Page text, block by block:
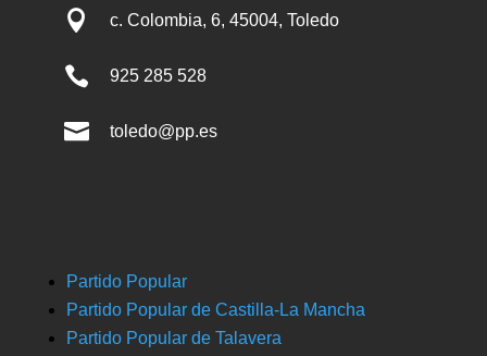
 c. Colombia, 6, 45004, Toledo
 925 285 528
 toledo@pp.es
Partido Popular
Partido Popular de Castilla-La Mancha
Partido Popular de Talavera